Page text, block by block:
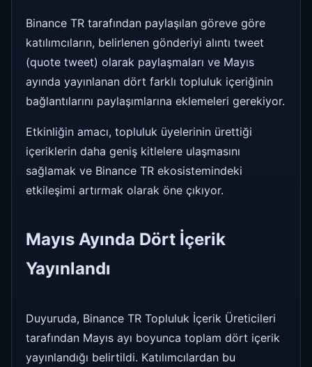
Binance TR tarafından paylaşılan göreve göre
katılımcıların, belirlenen gönderiyi alıntı tweet
(quote tweet) olarak paylaşmaları ve Mayıs
ayında yayınlanan dört farklı topluluk içeriğinin
bağlantılarını paylaşımlarına eklemeleri gerekiyor.
Etkinliğin amacı, topluluk üyelerinin ürettiği
içeriklerin daha geniş kitlelere ulaşmasını
sağlamak ve Binance TR ekosistemindeki
etkileşimi artırmak olarak öne çıkıyor.
Mayıs Ayında Dört İçerik
Yayınlandı
Duyuruda, Binance TR Topluluk İçerik Üreticileri
tarafından Mayıs ayı boyunca toplam dört içerik
yayınlandığı belirtildi. Katılımcılardan bu